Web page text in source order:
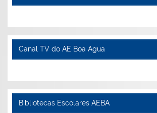
Canal TV do AE Boa Agua
Bibliotecas Escolares AEBA